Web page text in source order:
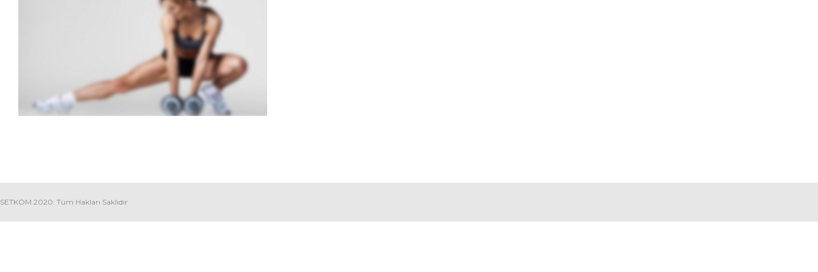
SIDEBAR SLIDER
Photography
SETKOM 2020. Tüm Hakları Saklıdır